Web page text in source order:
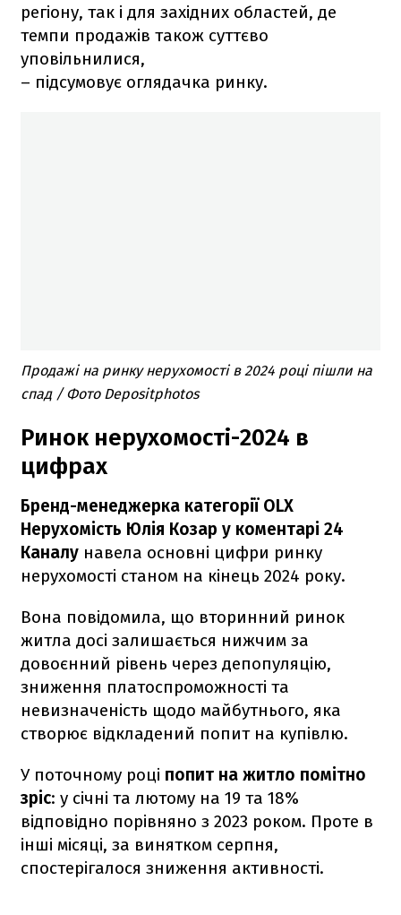
регіону, так і для західних областей, де
темпи продажів також суттєво
уповільнилися,
– підсумовує оглядачка ринку.
Продажі на ринку нерухомості в 2024 році пішли на
спад / Фото Depositphotos
Ринок нерухомості-2024 в
цифрах
Бренд-менеджерка категорії OLX
Нерухомість Юлія Козар у коментарі 24
Каналу навела основні цифри ринку
нерухомості станом на кінець 2024 року.
Вона повідомила, що вторинний ринок
житла досі залишається нижчим за
довоєнний рівень через депопуляцію,
зниження платоспроможності та
невизначеність щодо майбутнього, яка
створює відкладений попит на купівлю.
У поточному році попит на житло помітно
зріс: у січні та лютому на 19 та 18%
відповідно порівняно з 2023 роком. Проте в
інші місяці, за винятком серпня,
спостерігалося зниження активності.